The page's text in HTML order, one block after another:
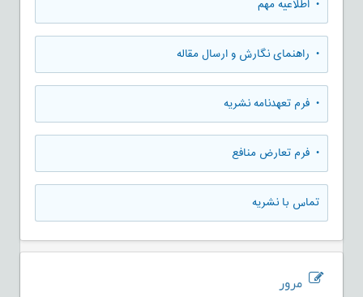
• اطلاعیه مهم
• راهنمای نگارش و ارسال مقاله
• فرم تعهدنامه نشریه
• فرم تعارض منافع
تماس با نشریه
مرور